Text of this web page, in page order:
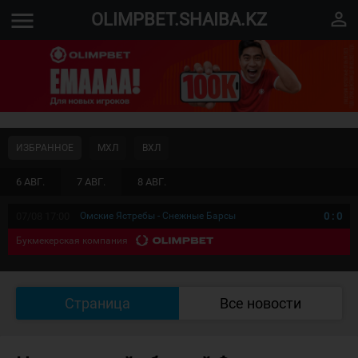
menu OLIMPBET.SHAIBA.KZ perm_identity
6 АВГ. 7 АВГ. 8 АВГ.
ИЗБРАННОЕ МХЛ ВХЛ
Омские Ястребы - Снежные Барсы 0 : 0
Букмекерская компания
Страница Все новости